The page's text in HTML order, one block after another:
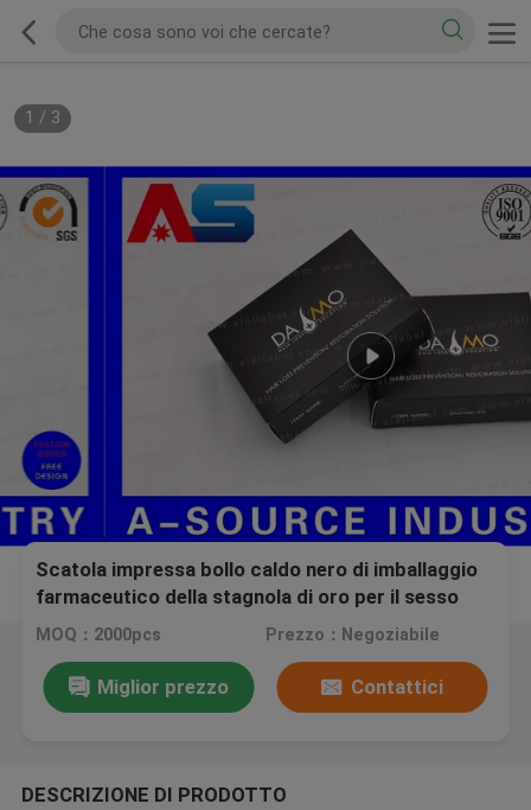
1 / 3
Scatola impressa bollo caldo nero di imballaggio
farmaceutico della stagnola di oro per il sesso
Leben dell'ormone
MOQ：2000pcs Prezzo：Negoziabile
Miglior prezzo Contattici
DESCRIZIONE DI PRODOTTO